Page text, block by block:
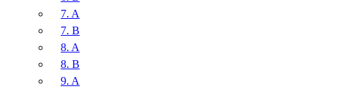
7. A
7. B
8. A
8. B
9. A